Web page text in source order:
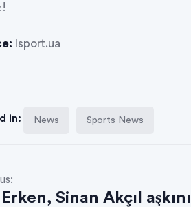
Isport.ua
in: News Sports News
Erken, Sinan Akçıl aşkını